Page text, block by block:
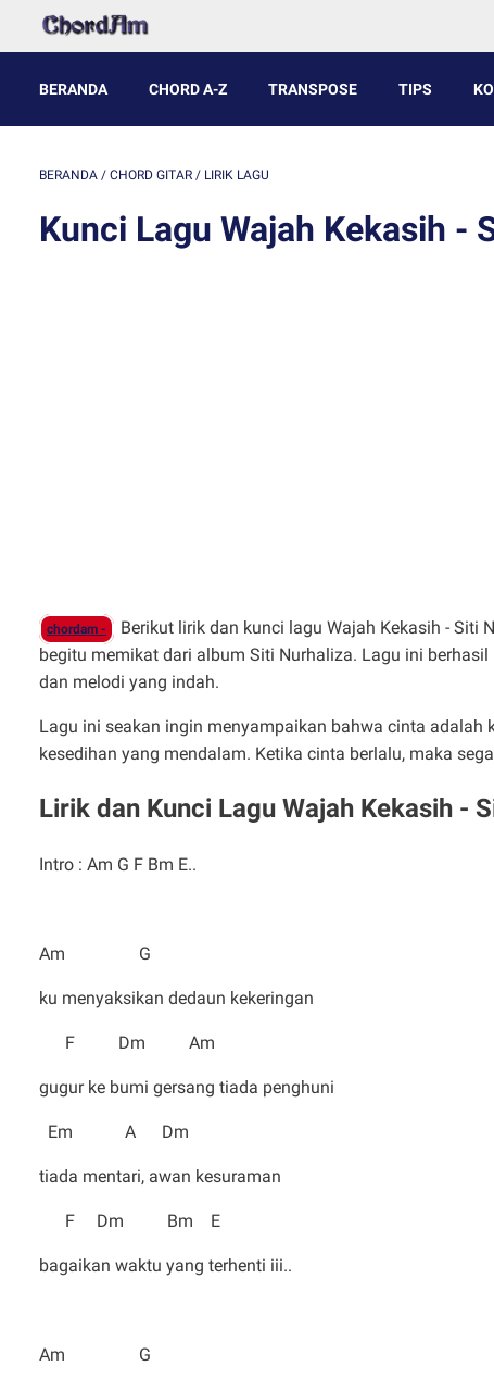
BERANDA CHORD A-Z TRANSPOSE TIPS
BERANDA / CHORD GITAR / LIRIK LAGU
Kunci Lagu Wajah Kekasih -
chordam -
Berikut lirik dan kunci lagu Wajah Kekasih - Siti
begitu memikat dari album Siti Nurhaliza. Lagu ini
dan melodi yang indah.
Lagu ini seakan ingin menyampaikan bahwa cinta
kesedihan yang mendalam. Ketika cinta berlalu, maka
Lirik dan Kunci Lagu Wajah Kekasih -
Intro : Am G F Bm E..
Am G
ku menyaksikan dedaun kekeringan
F Dm Am
gugur ke bumi gersang tiada penghuni
Em A Dm
tiada mentari, awan kesuraman
F Dm Bm E
bagaikan waktu yang terhenti iii..
Am G